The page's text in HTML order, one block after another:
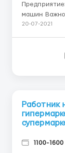
Предприятие: Mars; Должность:
машин Важно !!! Выезд на вакансию только с
Украины Mars, Incorporated - американская
продуктов
20-07-2021
Работник
1100-